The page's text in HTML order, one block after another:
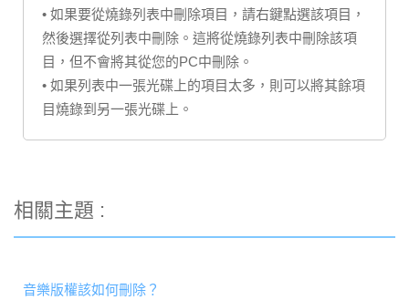
• 如果要從燒錄列表中刪除項目，請右鍵點選該項目，
然後選擇從列表中刪除。這將從燒錄列表中刪除該項
目，但不會將其從您的PC中刪除。
• 如果列表中一張光碟上的項目太多，則可以將其餘項
目燒錄到另一張光碟上。
相關主題 :
音樂版權該如何刪除？